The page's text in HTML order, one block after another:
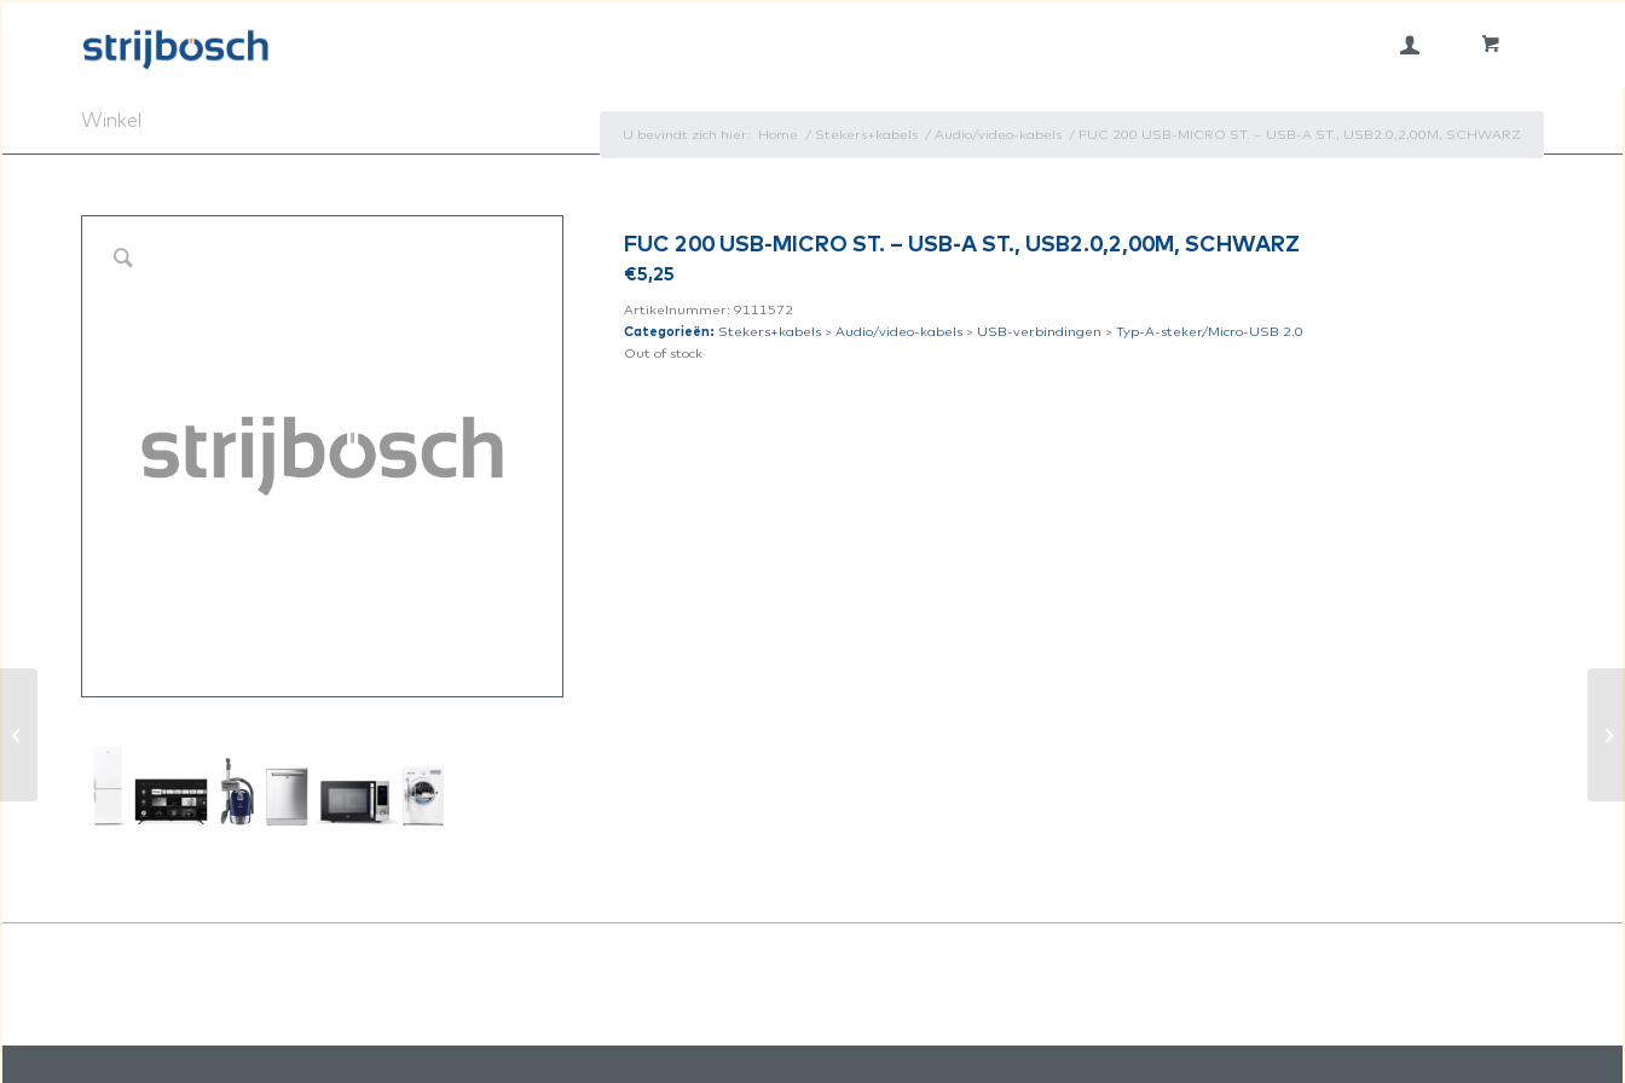
Winkel
U bevindt zich hier: Home / Stekers+kabels / Audio/video-kabels / FUC 200 USB-MICRO ST. – USB-A ST., USB2.0,2,00M, SCHWARZ
FUC 200 USB-MICRO ST. – USB-A ST., USB2.0,2,00M, SCHWARZ
€5,25
Artikelnummer:9111572
Categorieën: Stekers+kabels >Audio/video-kabels > USB-verbindingen >Typ-A-steker/Micro-USB 2.0
Out of stock
MICRO USB 2.0 B
A STEKKER KABEL